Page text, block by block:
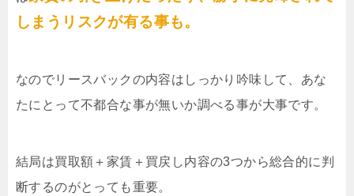
しまうリスクが有る事も。
なのでリースバックの内容はしっかり吟味して、あな
たにとって不都合な事が無いか調べる事が大事です。
結局は買取額＋家賃＋買戻し内容の3つから総合的に判
断するのがとっても重要。